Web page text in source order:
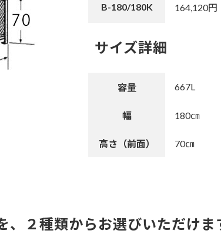
B-180/180K 164,120円
サイズ詳細
容量 667L
幅 180㎝
高さ（前面） 70㎝
２種類からお選びいただけま